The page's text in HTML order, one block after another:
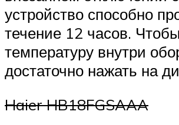
устройство способно
течение 12 часов.
температуру внутри
достаточно нажать на
Haier HB18FGSAAA